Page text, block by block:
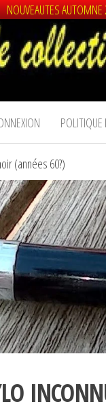
NOUVEAUTES
(années 60?)